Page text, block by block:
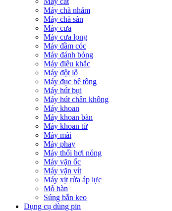
Máy chà nhám
Máy chà sàn
Máy cưa
Máy cưa lọng
Máy đầm cóc
Máy đánh bóng
Máy điêu khắc
Máy đột lỗ
Máy đục bê tông
Máy hút bụi
Máy hút chân không
Máy khoan
Máy khoan bàn
Máy khoan từ
Máy mài
Máy phay
Máy thổi hơi nóng
Máy vặn ốc
Máy vặn vít
Máy xịt rửa áp lực
Mỏ hàn
Súng bắn keo
Dụng cụ dùng pin